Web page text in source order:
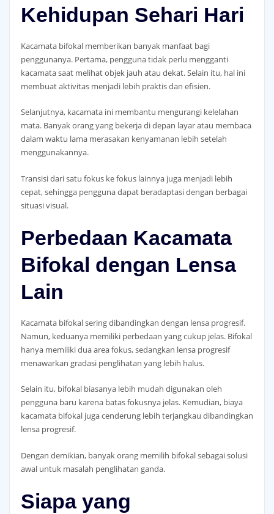
Kehidupan Sehari Hari
Kacamata bifokal memberikan banyak manfaat bagi
penggunanya. Pertama, pengguna tidak perlu mengganti
kacamata saat melihat objek jauh atau dekat. Selain itu, hal ini
membuat aktivitas menjadi lebih praktis dan efisien.
Selanjutnya, kacamata ini membantu mengurangi kelelahan
mata. Banyak orang yang bekerja di depan layar atau membaca
dalam waktu lama merasakan kenyamanan lebih setelah
menggunakannya.
Transisi dari satu fokus ke fokus lainnya juga menjadi lebih
cepat, sehingga pengguna dapat beradaptasi dengan berbagai
situasi visual.
Perbedaan Kacamata
Bifokal dengan Lensa
Lain
Kacamata bifokal sering dibandingkan dengan lensa progresif.
Namun, keduanya memiliki perbedaan yang cukup jelas. Bifokal
hanya memiliki dua area fokus, sedangkan lensa progresif
menawarkan gradasi penglihatan yang lebih halus.
Selain itu, bifokal biasanya lebih mudah digunakan oleh
pengguna baru karena batas fokusnya jelas. Kemudian, biaya
kacamata bifokal juga cenderung lebih terjangkau dibandingkan
lensa progresif.
Dengan demikian, banyak orang memilih bifokal sebagai solusi
awal untuk masalah penglihatan ganda.
Siapa yang